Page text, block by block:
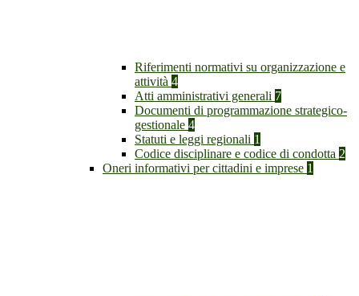
Riferimenti normativi su organizzazione e
attività 4
Atti amministrativi generali 7
Documenti di programmazione strategico-
gestionale 4
Statuti e leggi regionali 1
Codice disciplinare e codice di condotta 2
Oneri informativi per cittadini e imprese 1